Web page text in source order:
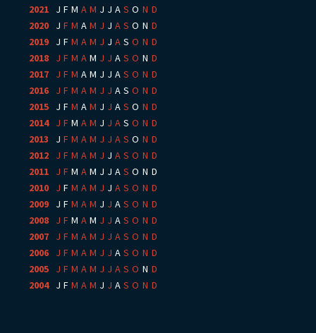
2021
J F M A M J J A S O N D
2020
J F M A M J J A S O N D
2019
J F M A M J J A S O N D
2018
J F M A M J J A S O N D
2017
J F M A M J J A S O N D
2016
J F M A M J J A S O N D
2015
J F M A M J J A S O N D
2014: J F M A M J J A S O N D
2013
J F M A M J J A S O N D
2012
J F M A M J J A S O N D
2011
J F M A M J J A S O N D
2010
J F M A M J J A S O N D
2009
J F M A M J J A S O N D
2008
J F M A M J J A S O N D
2007
J F M A M J J A S O N D
2006
J F M A M J J A S O N D
2005
J F M A M J J A S O N D
2004: J F M A M J J A S O N D